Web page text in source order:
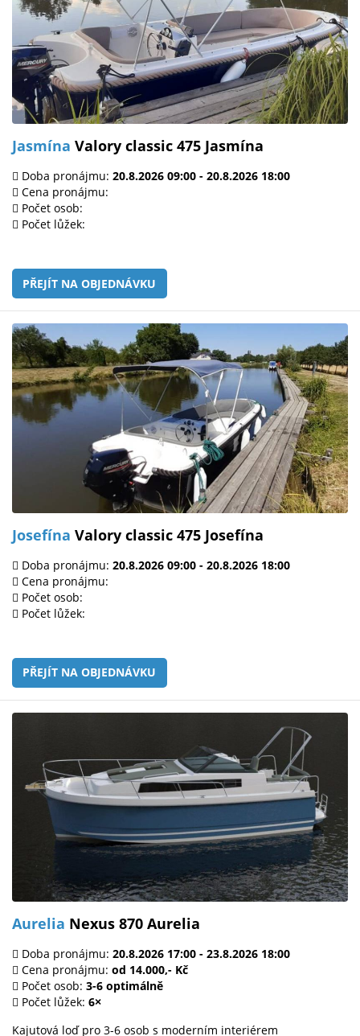
Jasmína Valory classic 475 Jasmína
Doba pronájmu: 20.8.2026 09:00 - 20.8.2026 18:00
Cena pronájmu:
Počet osob:
Počet lůžek:
PŘEJÍT NA OBJEDNÁVKU
Josefína Valory classic 475 Josefína
Doba pronájmu: 20.8.2026 09:00 - 20.8.2026 18:00
Cena pronájmu:
Počet osob:
Počet lůžek:
PŘEJÍT NA OBJEDNÁVKU
Aurelia Nexus 870 Aurelia
Doba pronájmu: 20.8.2026 17:00 - 23.8.2026 18:00
Cena pronájmu: od 14.000,- Kč
Počet osob: 3-6 optimálně
Počet lůžek: 6×
Kajutová loď pro 3-6 osob s moderním interiérem